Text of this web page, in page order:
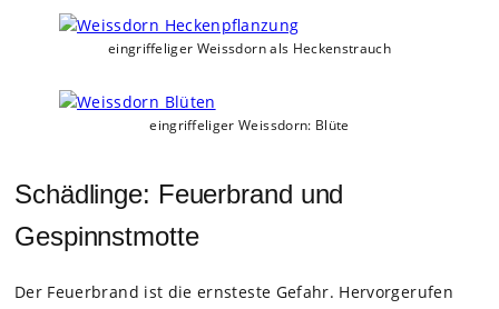
ein­grif­fe­li­ger Weiss­dorn als Heckenstrauch
ein­grif­fe­li­ger Weiss­dorn: Blüte
Schädlinge: Feuerbrand und
Gespinnstmotte
Der Feu­er­brand ist die erns­teste Gefahr. Her­vor­ge­ru­fen